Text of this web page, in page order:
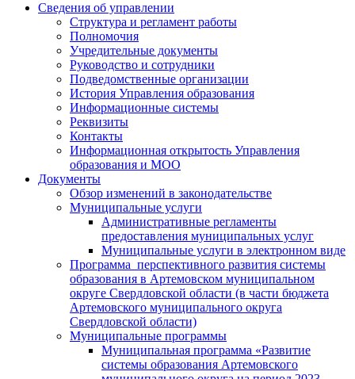
Сведения об управлении
Структура и регламент работы
Полномочия
Учредительные документы
Руководство и сотрудники
Подведомственные организации
История Управления образования
Информационные системы
Реквизиты
Контакты
Информационная открытость Управления
образования и МОО
Документы
Обзор изменений в законодательстве
Муниципальные услуги
Административные регламенты
предоставления муниципальных услуг
Муниципальные услуги в электронном виде
Программа перспективного развития системы
образования в Артемовском муниципальном
округе Свердловской области (в части бюджета
Артемовского муниципального округа
Свердловской области)
Муниципальные программы
Муниципальная программа «Развитие
системы образования Артемовского